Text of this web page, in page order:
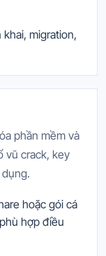
migration,
phần mềm và
vũ crack, key
hoặc gói cá
hợp điều